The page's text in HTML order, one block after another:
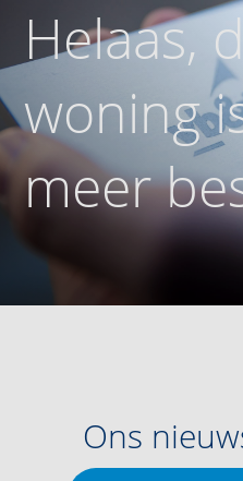
Helaas,
woning
meer
Ons